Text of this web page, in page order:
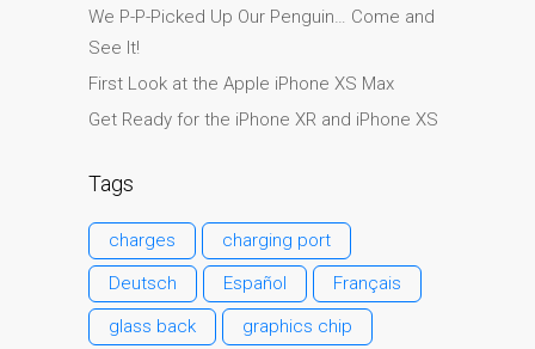
reacondicionados en
Reparación de Apple iPod
en Dundee
Pro en Dundee – Mac Pro
Server – Actualizaciones
Reparación de pantallas
We P-P-Picked Up Our Penguin… Come and
See It!
First Look at the Apple iPhone XS Max
Get Ready for the iPhone XR and iPhone XS
Tags
charges
charging port
Deutsch
Español
Français
glass back
graphics chip